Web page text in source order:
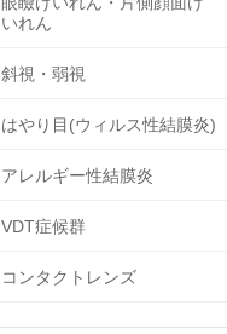
いれん
斜視・弱視
はやり目(ウィルス性結膜炎)
アレルギー性結膜炎
VDT症候群
コンタクトレンズ